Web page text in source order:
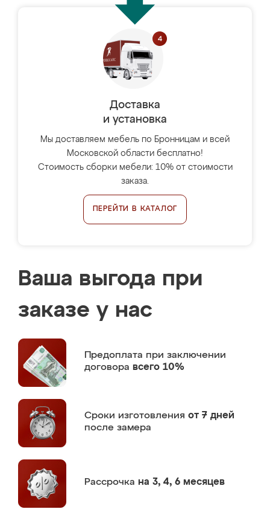
Доставка
и установка
Мы доставляем мебель по Бронницам и всей
Московской области бесплатно!
Стоимость сборки мебели: 10% от стоимости
заказа.
ПЕРЕЙТИ В КАТАЛОГ
Ваша выгода при
заказе у нас
Предоплата при заключении
договора всего 10%
Сроки изготовления от 7 дней
после замера
Рассрочка на 3, 4, 6 месяцев